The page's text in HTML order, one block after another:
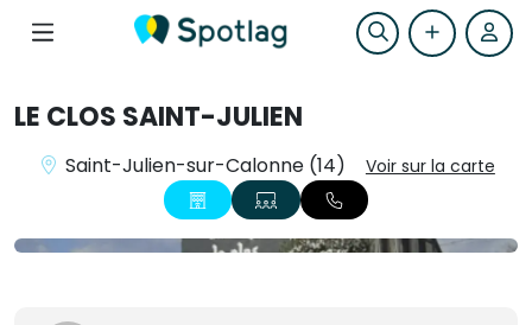
LE CLOS SAINT-JULIEN
Saint-Julien-sur-Calonne (14) Voir sur la carte